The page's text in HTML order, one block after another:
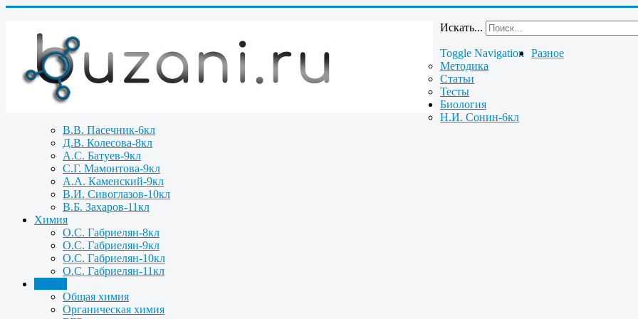
Искать...
Toggle Navigation
Разное
Методика
Статьи
Тесты
Биология
Н.И. Сонин-6кл
В.В. Пасечник-6кл
Д.В. Колесова-8кл
А.С. Батуев-9кл
С.Г. Мамонтова-9кл
А.А. Каменский-9кл
В.И. Сивоглазов-10кл
В.Б. Захаров-11кл
Химия
О.С. Габриелян-8кл
О.С. Габриелян-9кл
О.С. Габриелян-10кл
О.С. Габриелян-11кл
Общая химия
Органическая химия